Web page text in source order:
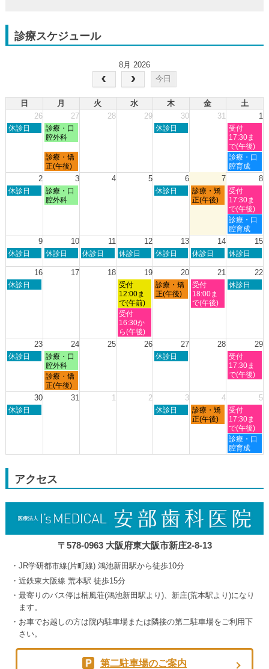
診療スケジュール
8月 2026
今日
日 月 火 水 木 金
土
26
27 28 29 30 31 1
日
26th
休診日
月
曜
7
月
27th
診療・口
腔外科
木
30th
休診日
土
曜
日,
8
月
1st
受付
17:30ま
で(午後)
月
曜
日,
月
27th
診療・矯
正(午後)
土
曜
日,
月
1st
2026
診療・口
腔育成
2 3 4 5 6 7 8
日
2nd
休診日
月
曜
3rd
診療・口
腔外科
木
6th
休診日
金
曜
7th
診療・矯
正(午後)
土
曜
日,
8
月
8th
受付
17:30ま
で(午後)
土
曜
日,
月
診療・口
腔育成
9 10 11 12 13 14 15
日
8
月
休診日
月
休診日
火
休診日
水
8
月
12th
2026
休診日
木
8
月
13th
休診日
金
8
月
14th
2026
休診日
土
8
月
休診日
16 17 18 19 20 21 22
日
2026
休診日
水
曜
日,
8
月
19th
2026
受付
12:00ま
で(午前)
木
曜
2026
診療・矯
正(午後)
金
曜
日,
2026
受付
18:00ま
で(午後)
土
2026
休診日
水
曜
日,
8
受付
16:30か
ら(午後)
23 24 25 26 27 28 29
日
月
2026
休診日
月
曜
日,
8
月
診療・口
腔外科
木
月
2026
休診日
土
曜
日,
月
2026
受付
17:30ま
で(午後)
月
曜
日,
診療・矯
正(午後)
30 31 1 2 3 4 5
日
30th
休診日
木
3rd
休診日
金
曜
4th
診療・矯
正(午後)
土
曜
日,
9
月
5th
受付
17:30ま
で(午後)
土
曜
日,
診療・口
腔育成
アクセス
〒578-0963 大阪府東大阪市新庄2-8-13
JR学研都市線(片町線) 鴻池新田駅から徒歩10分
近鉄東大阪線 荒本駅 徒歩15分
最寄りのバス停は楠風荘(鴻池新田駅より)、新庄(荒本駅より)になり
ます。
お車でお越しの方は院内駐車場または隣接の第二駐車場をご利用下
さい。
第二駐車場のご案内